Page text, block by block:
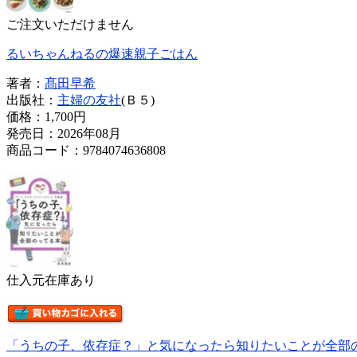
ご注文いただけません
るいちゃんねるの爆速親子ごはん
著者： 髙田早希
出版社： 主婦の友社(Ｂ５)
価格： 1,700円
発売日：2026年08月
商品コード：9784074636808
仕入元在庫あり
「うちの子、依存症？」と気になったら知りたいことが全部